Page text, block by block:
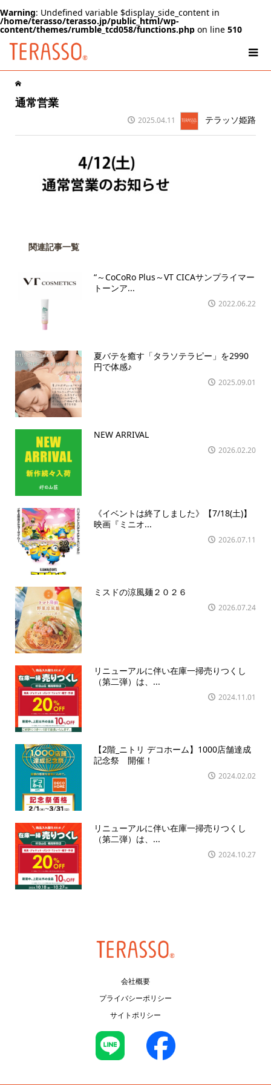
Warning: Undefined variable $display_side_content in
/home/terasso/terasso.jp/public_html/wp-
content/themes/rumble_tcd058/functions.php on line 510
通常営業
2025.04.11 テラッソ姫路
関連記事一覧
“～CoCoRo Plus～VT CICAサンプライマー
トーンア...
2022.06.22
夏バテを癒す「タラソテラピー」を2990
円で体感♪
2025.09.01
NEW ARRIVAL
2026.02.20
《イベントは終了しました》【7/18(土)】
映画『ミニオ...
2026.07.11
ミスドの涼風麺２０２６
2026.07.24
リニューアルに伴い在庫一掃売りつくし
（第二弾）は、...
2024.11.01
【2階_ニトリ デコホーム】1000店舗達成
記念祭 開催！
2024.02.02
リニューアルに伴い在庫一掃売りつくし
（第二弾）は、...
2024.10.27
会社概要
プライバシーポリシー
サイトポリシー